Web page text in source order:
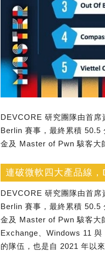
DEVCORE 研究團隊由首
Berlin 賽事，最終累積 50.5
金及 Master of Pwn 駭客大
連破微軟四大產品線
DEVCORE 研究團隊由首
Berlin 賽事，最終累積 50.5
金及 Master of Pwn 駭客大
Exchange、Windows 11
的隊伍，也是自 2021 年以